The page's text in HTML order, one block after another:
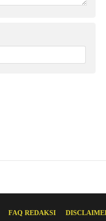
FAQ REDAKSI